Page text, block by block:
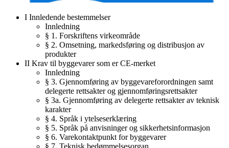
I Innledende bestemmelser
Innledning
§ 1. Forskriftens virkeområde
§ 2. Omsetning, markedsføring og distribusjon av
produkter
II Krav til byggevarer som er CE-merket
Innledning
§ 3. Gjennomføring av byggevareforordningen samt
delegerte rettsakter og gjennomføringsrettsakter
§ 3a. Gjennomføring av delegerte rettsakter av teknisk
karakter
§ 4. Språk i ytelseserklæring
§ 5. Språk på anvisninger og sikkerhetsinformasjon
§ 6. Varekontaktpunkt for byggevarer
§ 7. Teknisk bedømmelsesorgan